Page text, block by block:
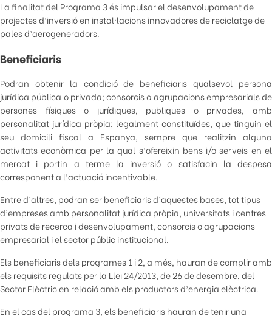
La finalitat del Programa 3 és impulsar el desenvolupament de
projectes d’inversió en instal·lacions innovadores de reciclatge de
pales d’aerogeneradors.
Beneficiaris
Podran obtenir la condició de beneficiaris qualsevol persona
jurídica pública o privada; consorcis o agrupacions empresarials de
persones físiques o jurídiques, publiques o privades, amb
personalitat jurídica pròpia; legalment constituïdes, que tinguin el
seu domicili fiscal a Espanya, sempre que realitzin alguna
activitats econòmica per la qual s’ofereixin bens i/o serveis en el
mercat i portin a terme la inversió o satisfacin la despesa
corresponent a l’actuació incentivable.
Entre d’altres, podran ser beneficiaris d’aquestes bases, tot tipus
d’empreses amb personalitat jurídica pròpia, universitats i centres
privats de recerca i desenvolupament, consorcis o agrupacions
empresarial i el sector públic institucional.
Els beneficiaris dels programes 1 i 2, a més, hauran de complir amb
els requisits regulats per la Llei 24/2013, de 26 de desembre, del
Sector Elèctric en relació amb els productors d’energia elèctrica.
En el cas del programa 3, els beneficiaris hauran de tenir una